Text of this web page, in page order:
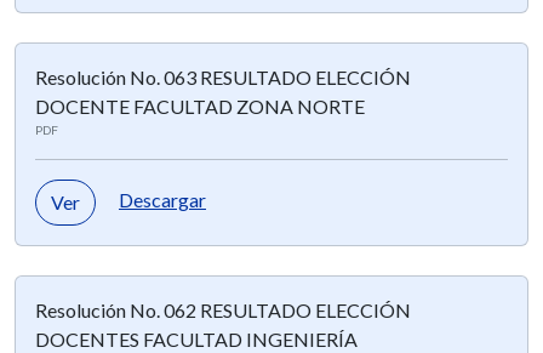
Resolución No. 063 RESULTADO ELECCIÓN
DOCENTE FACULTAD ZONA NORTE
PDF
Ver Descargar
Resolución No. 062 RESULTADO ELECCIÓN
DOCENTES FACULTAD INGENIERÍA